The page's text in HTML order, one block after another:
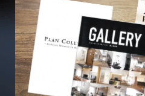
商品情報
土地に関するよくある質問
土地活用事例
2024年7月
2024年6月
2024年5月